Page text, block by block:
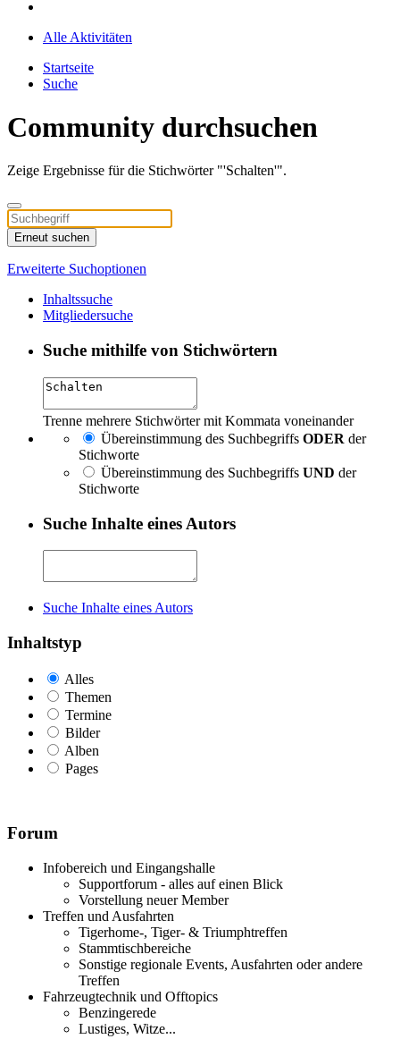
Alle Aktivitäten
Startseite
Suche
Community durchsuchen
Zeige Ergebnisse für die Stichwörter "'Schalten'".
Erneut suchen
Erweiterte Suchoptionen
Inhaltssuche
Mitgliedersuche
Suche mithilfe von Stichwörtern
Trenne mehrere Stichwörter mit Kommata voneinander
Übereinstimmung des Suchbegriffs ODER der
Stichworte
Übereinstimmung des Suchbegriffs UND der
Stichworte
Suche Inhalte eines Autors
Suche Inhalte eines Autors
Inhaltstyp
Alles
Themen
Termine
Bilder
Alben
Pages
Forum
Infobereich und Eingangshalle
Supportforum - alles auf einen Blick
Vorstellung neuer Member
Treffen und Ausfahrten
Tigerhome-, Tiger- & Triumphtreffen
Stammtischbereiche
Sonstige regionale Events, Ausfahrten oder andere
Treffen
Fahrzeugtechnik und Offtopics
Benzingerede
Lustiges, Witze...